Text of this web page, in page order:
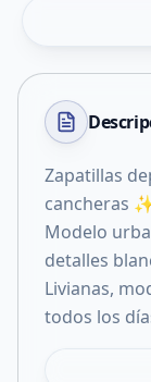
Zapatillas
cancheras
Modelo
detalles
Livianas,
todos los